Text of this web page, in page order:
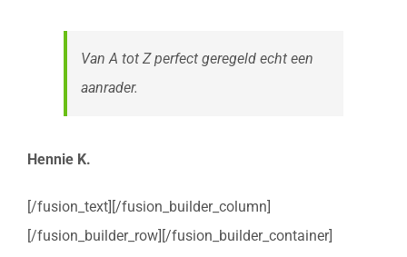
Van A tot Z perfect geregeld echt een
aanrader.
Hennie K.
[/fusion_text][/fusion_builder_column]
[/fusion_builder_row][/fusion_builder_container]